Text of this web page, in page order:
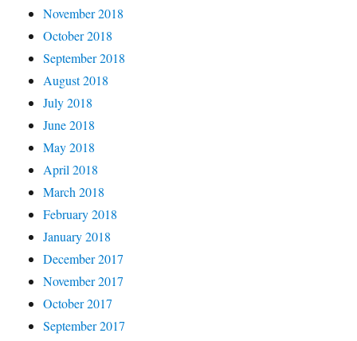
November 2018
October 2018
September 2018
August 2018
July 2018
June 2018
May 2018
April 2018
March 2018
February 2018
January 2018
December 2017
November 2017
October 2017
September 2017